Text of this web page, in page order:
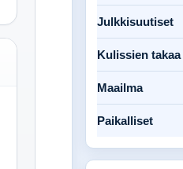
Julkkisuutiset
Kulissien takaa
Maailma
Paikalliset